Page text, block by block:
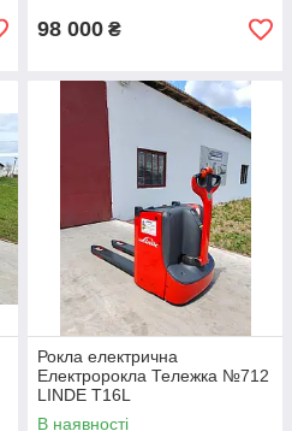
98 000 ₴
Рокла електрична
Електророкла Тележка №712
LINDE T16L
В наявності